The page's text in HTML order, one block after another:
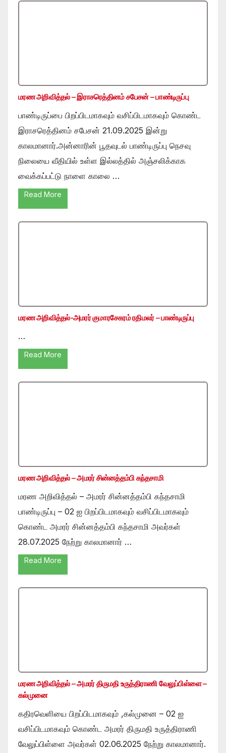
மரண அறிவித்தல் – இராசரெத்தினம் சபேசன் – பாண்டிருப்பு
பாண்டிருப்பை பிறப்பிடமாகவும் வசிப்பிடமாகவும் கொண்ட
இராசரெத்தினம் சபேசன் 21.09.2025 இன்று
காலமானார்.அன்னாரின் பூதவுடல் பாண்டிருப்பு நெசவு
நிலையை வீதியில் உள்ள இல்லத்தில் அஞ்சலிக்காக
வைக்கப்பட்டு நாளை காலை …
Read More
மரண அறிவித்தல்-அமரர் குமாரசேகரம் ரதிமலர் – பாண்டிருப்பு
…
Read More
மரண அறிவித்தல் – அமரர் சின்னத்தம்பி கந்தசாமி
மரண அறிவித்தல் – அமரர் சின்னத்தம்பி கந்தசாமி
பாண்டிருப்பு – 02 ஐ பிறப்பிடமாகவும் வசிப்பிடமாகவும்
கொண்ட அமரர் சின்னத்தம்பி கந்தசாமி அவர்கள்
28.07.2025 நேற்று காலமானார் …
Read More
மரண அறிவித்தல் – அமரர் திருமதி உருத்திராணி வேலுப்பிள்ளை –
கல்முனை
கதிரவெளியை பிறப்பிடமாகவும் ,கல்முனை – 02 ஐ
வசிப்பிடமாகவும் கொண்ட அமரர் திருமதி உருத்திராணி
வேலுப்பிள்ளை அவர்கள் 02.06.2025 நேற்று காலமானார்.